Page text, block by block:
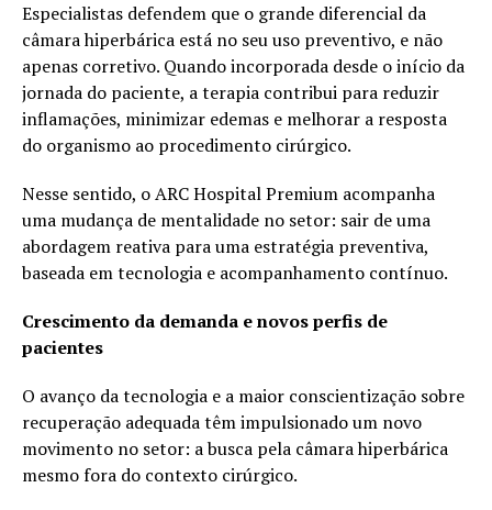
Especialistas defendem que o grande diferencial da
câmara hiperbárica está no seu uso preventivo, e não
apenas corretivo. Quando incorporada desde o início da
jornada do paciente, a terapia contribui para reduzir
inflamações, minimizar edemas e melhorar a resposta
do organismo ao procedimento cirúrgico.
Nesse sentido, o ARC Hospital Premium acompanha
uma mudança de mentalidade no setor: sair de uma
abordagem reativa para uma estratégia preventiva,
baseada em tecnologia e acompanhamento contínuo.
Crescimento da demanda e novos perfis de
pacientes
O avanço da tecnologia e a maior conscientização sobre
recuperação adequada têm impulsionado um novo
movimento no setor: a busca pela câmara hiperbárica
mesmo fora do contexto cirúrgico.